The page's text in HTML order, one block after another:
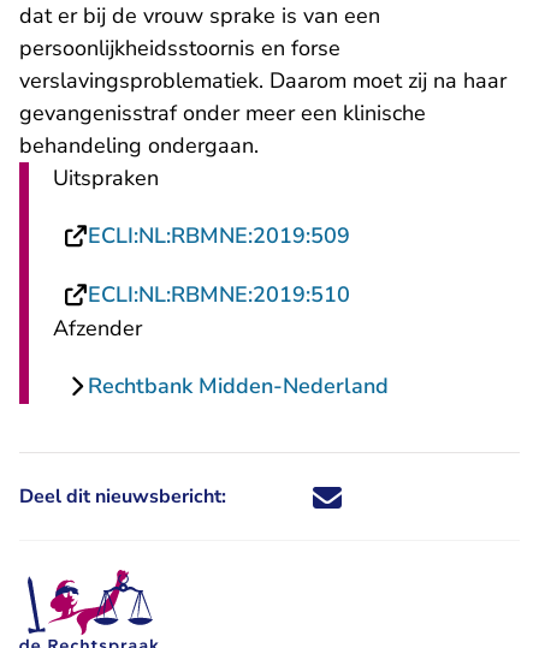
dat er bij de vrouw sprake is van een
persoonlijkheidsstoornis en forse
verslavingsproblematiek. Daarom moet zij na haar
gevangenisstraf onder meer een klinische
behandeling ondergaan.
Uitspraken
ECLI:NL:RBMNE:2019:509
ECLI:NL:RBMNE:2019:510
Afzender
Rechtbank Midden-Nederland
Deel dit nieuwsbericht: Deel dit nieuwsbericht via X -
Deel dit nieuwsbericht via
Deel dit nieuwsbericht
Deel dit